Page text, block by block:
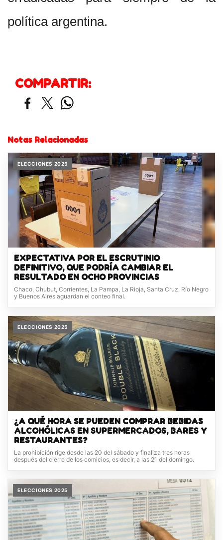
política argentina.
COMPARTIR:
Notas Relacionadas
ELECCIONES 2025
EXPECTATIVA POR EL ESCRUTINIO
DEFINITIVO, QUE PODRÍA CAMBIAR EL
RESULTADO EN OCHO PROVINCIAS
Chaco, Chubut, Corrientes, La Pampa, La Rioja, Santa Cruz, Río Negro
y Buenos Aires aguardan el conteo final.
ELECCIONES 2025
¿A QUÉ HORA SE PUEDEN COMPRAR BEBIDAS
ALCOHÓLICAS EN SUPERMERCADOS, BARES Y
RESTAURANTES?
La prohibición rige desde las 20 del sábado y finaliza tres horas
después del cierre de los comicios, es decir, a las 21 del domingo.
ELECCIONES 2025